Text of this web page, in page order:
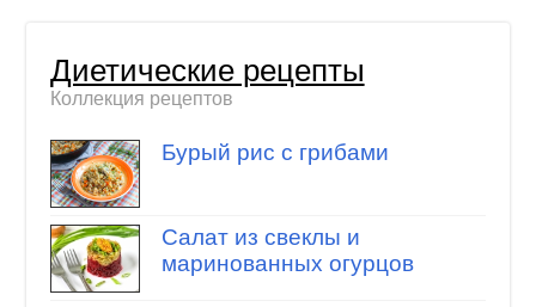
Диетические рецепты
Коллекция рецептов
Бурый рис с грибами
Салат из свеклы и
маринованных огурцов